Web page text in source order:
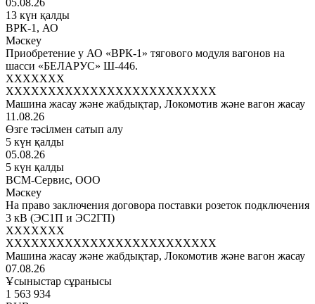
05.08.26
13 күн қалды
ВРК-1, АО
Мәскеу
Приобретение у АО «ВРК-1» тягового модуля вагонов на
шасси «БЕЛАРУС» Ш-446.
XXXXXXX
XXXXXXXXXXXXXXXXXXXXXXXXX
Машина жасау және жабдықтар, Локомотив және вагон жасау
11.08.26
Өзге тәсілмен сатып алу
5 күн қалды
05.08.26
5 күн қалды
ВСМ-Сервис, ООО
Мәскеу
На право заключения договора поставки розеток подключения
3 кВ (ЭС1П и ЭС2ГП)
XXXXXXX
XXXXXXXXXXXXXXXXXXXXXXXXX
Машина жасау және жабдықтар, Локомотив және вагон жасау
07.08.26
Ұсыныстар сұранысы
1 563 934